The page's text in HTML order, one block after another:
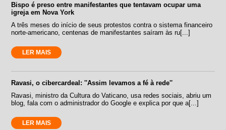
Bispo é preso entre manifestantes que tentavam ocupar uma
igreja em Nova York
A três meses do início de seus protestos contra o sistema financeiro
norte-americano, centenas de manifestantes saíram às ru[...]
LER MAIS
Ravasi, o cibercardeal: ''Assim levamos a fé à rede''
Ravasi, ministro da Cultura do Vaticano, usa redes sociais, abriu um
blog, fala com o administrador do Google e explica por que a[...]
LER MAIS